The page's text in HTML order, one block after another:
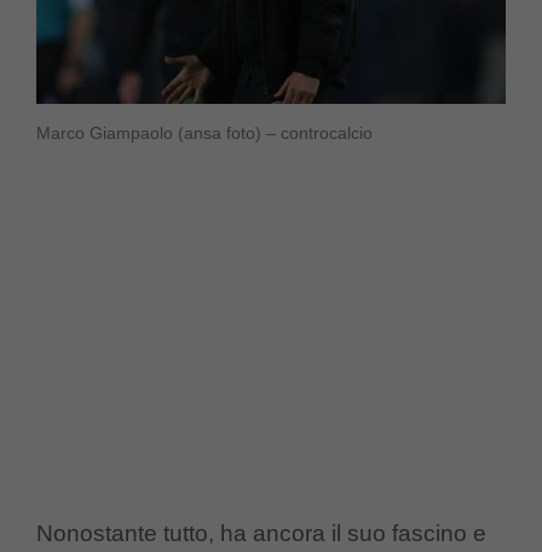
Marco Giampaolo (ansa foto) – controcalcio
Nonostante tutto, ha ancora il suo fascino e